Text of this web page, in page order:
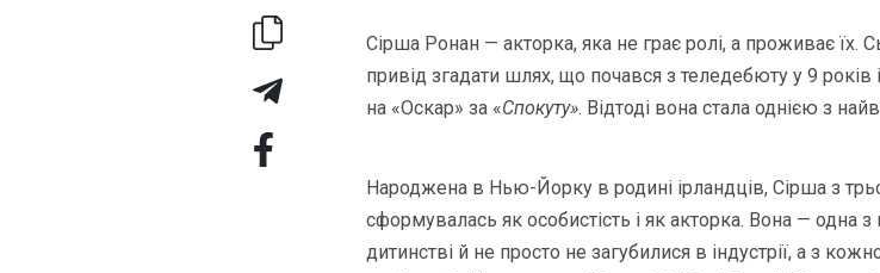
Сірша Ронан — акторка, яка не грає ролі, а проживає їх.
привід згадати шлях, що почався з теледебюту у 9
на «Оскар» за «Спокуту». Відтоді вона стала однією з
Народжена в Нью-Йорку в родині ірландців, Сірша з
сформувалась як особистість і як акторка. Вона — одна з
дитинстві й не просто не загубилися в індустрії, а з